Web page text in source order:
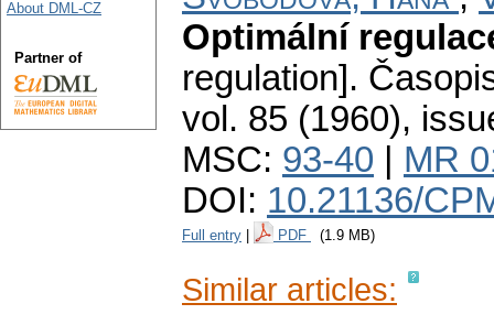
Optimální
regulation].
vol. 85 (1960),
MSC: 93-40
MR
DOI: 10.21136/
Full entry PDF (1.9 MB)
Similar articles:
About DML-CZ
Partner of